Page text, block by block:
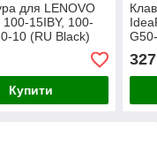
для LENOVO
100-15IBY, 100-
10 (RU Black)
Купити
327